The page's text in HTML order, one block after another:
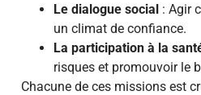
Le dialogue social : Agir
un climat de confiance.
La participation à la
risques et promouvoir le
Chacune de ces missions est